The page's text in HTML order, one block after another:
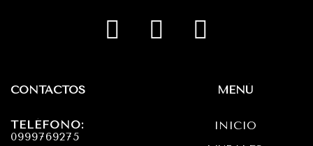
I
n
F
a
W
h
CONTACTOS
TELÉFONO:
0999769275
MENÚ
INICIO